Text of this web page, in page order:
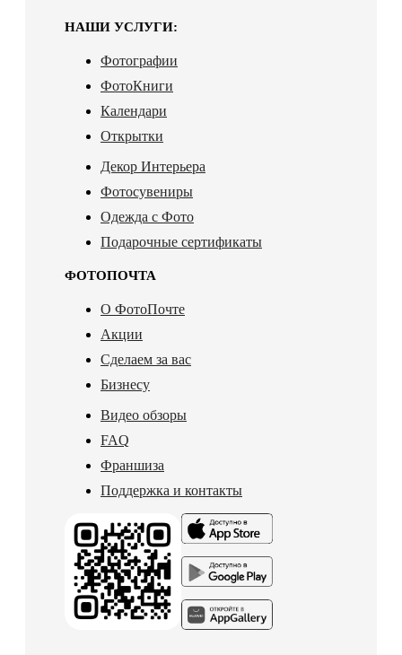
НАШИ УСЛУГИ:
Фотографии
ФотоКниги
Календари
Открытки
Декор Интерьера
Фотосувениры
Одежда с Фото
Подарочные сертификаты
ФОТОПОЧТА
О ФотоПочте
Акции
Сделаем за вас
Бизнесу
Видео обзоры
FAQ
Франшиза
Поддержка и контакты